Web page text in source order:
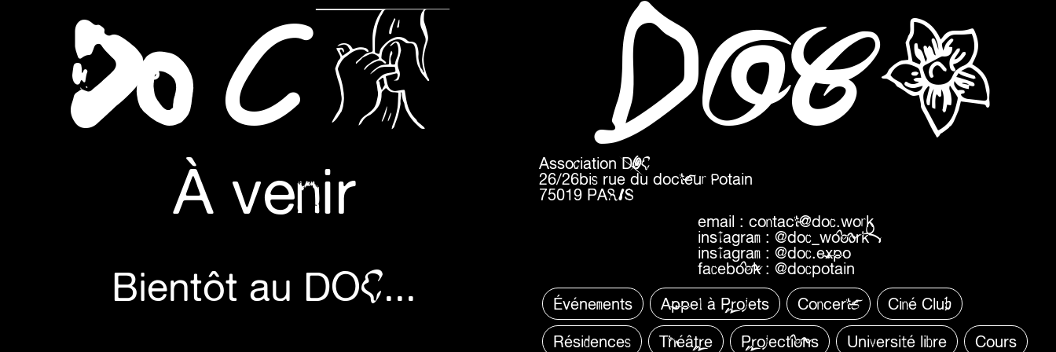
DOCN
À venir
Bientôt au DOC...
DOCa
Association DOC
26/26bis rue du docteur Potain
75019 PARIS
email : contact@doc.work
instagram : @doc_wooork
instagram : @doc.expo
facebook : @docpotain
Événements
Appel à Projets Concerts Ciné Club
Résidences Théâtre Projections Université libre Cours